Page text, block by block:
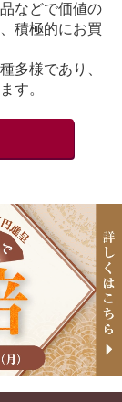
などで価値の
積極的にお買
多様であり、
す。